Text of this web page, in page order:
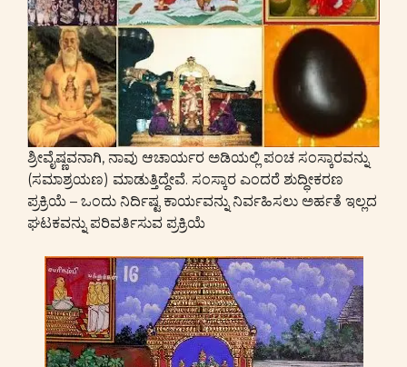
ಶ್ರೀವೈಷ್ಣವನಾಗಿ, ನಾವು ಆಚಾರ್ಯರ ಅಡಿಯಲ್ಲಿ ಪಂಚ ಸಂಸ್ಕಾರವನ್ನು
(ಸಮಾಶ್ರಯಣ) ಮಾಡುತ್ತಿದ್ದೇವೆ. ಸಂಸ್ಕಾರ ಎಂದರೆ ಶುದ್ಧೀಕರಣ
ಪ್ರಕ್ರಿಯೆ – ಒಂದು ನಿರ್ದಿಷ್ಟ ಕಾರ್ಯವನ್ನು ನಿರ್ವಹಿಸಲು ಅರ್ಹತೆ ಇಲ್ಲದ
ಘಟಕವನ್ನು ಪರಿವರ್ತಿಸುವ ಪ್ರಕ್ರಿಯೆ